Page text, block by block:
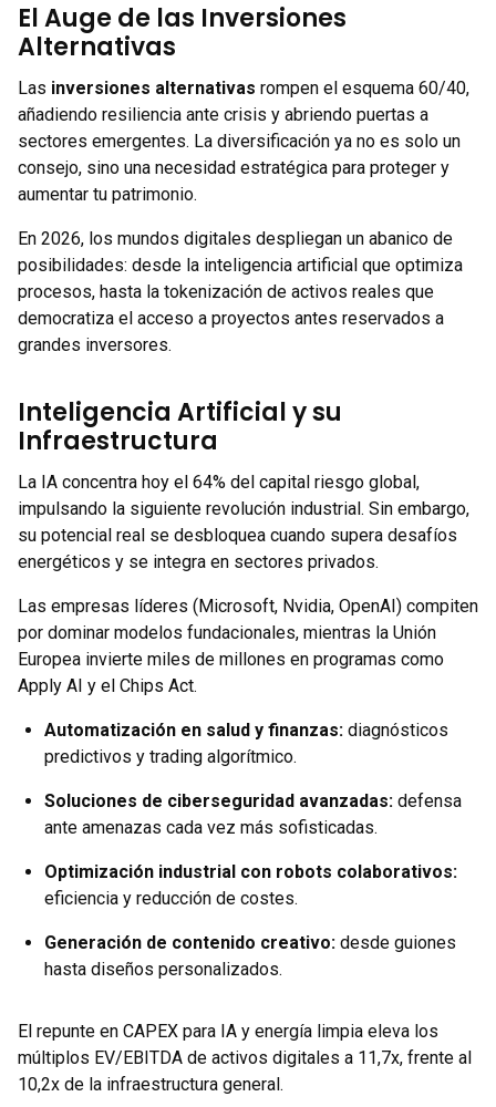
El Auge de las Inversiones
Alternativas
Las inversiones alternativas rompen el esquema 60/40,
añadiendo resiliencia ante crisis y abriendo puertas a
sectores emergentes. La diversificación ya no es solo un
consejo, sino una necesidad estratégica para proteger y
aumentar tu patrimonio.
En 2026, los mundos digitales despliegan un abanico de
posibilidades: desde la inteligencia artificial que optimiza
procesos, hasta la tokenización de activos reales que
democratiza el acceso a proyectos antes reservados a
grandes inversores.
Inteligencia Artificial y su
Infraestructura
La IA concentra hoy el 64% del capital riesgo global,
impulsando la siguiente revolución industrial. Sin embargo,
su potencial real se desbloquea cuando supera desafíos
energéticos y se integra en sectores privados.
Las empresas líderes (Microsoft, Nvidia, OpenAI) compiten
por dominar modelos fundacionales, mientras la Unión
Europea invierte miles de millones en programas como
Apply AI y el Chips Act.
Automatización en salud y finanzas: diagnósticos
predictivos y trading algorítmico.
Soluciones de ciberseguridad avanzadas: defensa
ante amenazas cada vez más sofisticadas.
Optimización industrial con robots colaborativos:
eficiencia y reducción de costes.
Generación de contenido creativo: desde guiones
hasta diseños personalizados.
El repunte en CAPEX para IA y energía limpia eleva los
múltiplos EV/EBITDA de activos digitales a 11,7x, frente al
10,2x de la infraestructura general.